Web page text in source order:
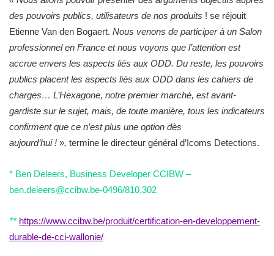
des pouvoirs publics, utilisateurs de nos produits ! se réjouit
Etienne Van den Bogaert. Nous venons de participer à un Salon
professionnel en France et nous voyons que l’attention est
accrue envers les aspects liés aux ODD. Du reste, les pouvoirs
publics placent les aspects liés aux ODD dans les cahiers de
charges… L’Hexagone, notre premier marché, est avant-
gardiste sur le sujet, mais, de toute manière, tous les indicateurs
confirment que ce n’est plus une option dès
aujourd’hui ! », termine le directeur général d’Icoms Detections.
* Ben Deleers, Business Developer CCIBW –
ben.deleers@ccibw.be-0496/810.302
** https://www.ccibw.be/produit/certification-en-developpement-
durable-de-cci-wallonie/